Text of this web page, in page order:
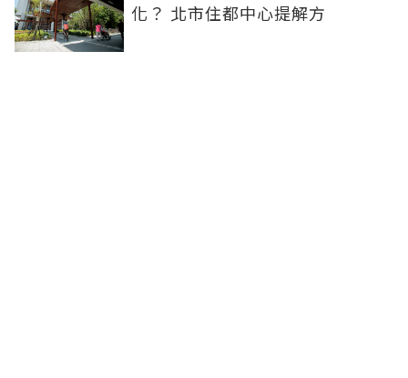
化？ 北市住都中心提解方